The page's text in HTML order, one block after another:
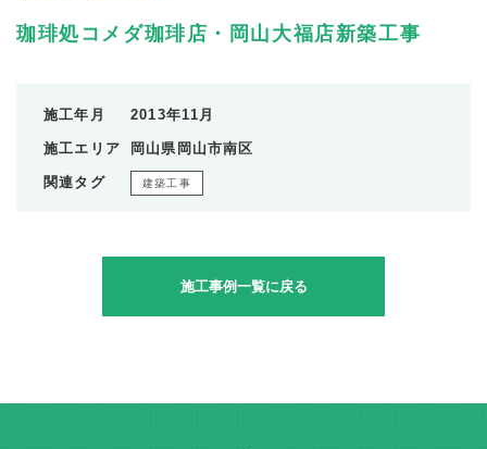
珈琲処コメダ珈琲店・岡山大福店新築工事
施工年月 2013年11月
施工エリア 岡山県岡山市南区
関連タグ 建築工事
施工事例一覧に戻る